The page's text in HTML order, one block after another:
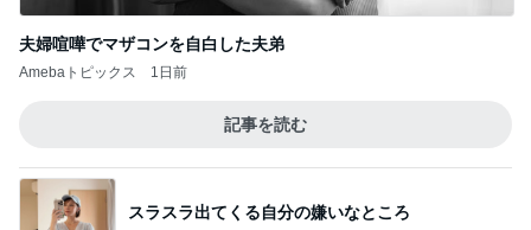
夫婦喧嘩でマザコンを自白した夫弟
Amebaトピックス 1日前
記事を読む
スラスラ出てくる自分の嫌いなところ